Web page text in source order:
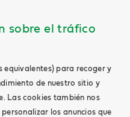
sobre el tráfico
equivalentes) para recoger y
de nuestro sitio y
Las cookies también nos
los anuncios que